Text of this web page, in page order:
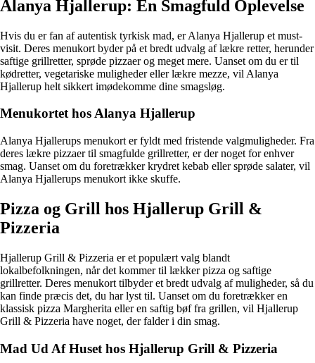
Alanya Hjallerup: En Smagfuld Oplevelse
Hvis du er fan af autentisk tyrkisk mad, er Alanya Hjallerup et must-
visit. Deres menukort byder på et bredt udvalg af lækre retter, herunder
saftige grillretter, sprøde pizzaer og meget mere. Uanset om du er til
kødretter, vegetariske muligheder eller lækre mezze, vil Alanya
Hjallerup helt sikkert imødekomme dine smagsløg.
Menukortet hos Alanya Hjallerup
Alanya Hjallerups menukort er fyldt med fristende valgmuligheder. Fra
deres lækre pizzaer til smagfulde grillretter, er der noget for enhver
smag. Uanset om du foretrækker krydret kebab eller sprøde salater, vil
Alanya Hjallerups menukort ikke skuffe.
Pizza og Grill hos Hjallerup Grill &
Pizzeria
Hjallerup Grill & Pizzeria er et populært valg blandt
lokalbefolkningen, når det kommer til lækker pizza og saftige
grillretter. Deres menukort tilbyder et bredt udvalg af muligheder, så du
kan finde præcis det, du har lyst til. Uanset om du foretrækker en
klassisk pizza Margherita eller en saftig bøf fra grillen, vil Hjallerup
Grill & Pizzeria have noget, der falder i din smag.
Mad Ud Af Huset hos Hjallerup Grill & Pizzeria